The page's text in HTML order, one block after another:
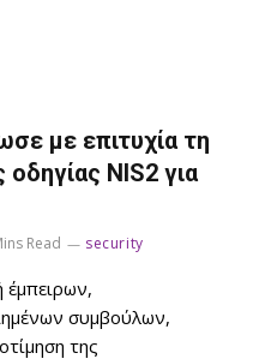
με επιτυχία τη
NIS2 για
Read security
έμπειρων,
συμβούλων,
της